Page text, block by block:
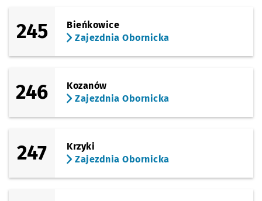
245
Bieńkowice
Zajezdnia Obornicka
246
Kozanów
Zajezdnia Obornicka
247
Krzyki
Zajezdnia Obornicka